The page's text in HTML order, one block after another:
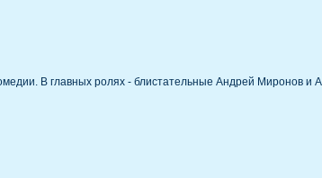
В главных ролях - блистательные Андрей Миронов и